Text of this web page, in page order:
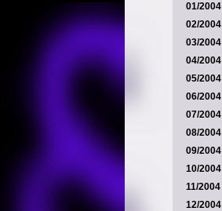
01/2004
02/2004
03/2004
04/2004
05/2004
06/2004
07/2004
08/2004
09/2004
10/2004
11/2004
12/2004